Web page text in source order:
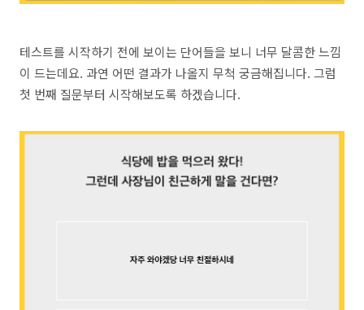
테스트를 시작하기 전에 보이는 단어들을 보니 너무 달콤한 느낌
이 드는데요. 과연 어떤 결과가 나올지 무척 궁금해집니다. 그럼
첫 번째 질문부터 시작해보도록 하겠습니다.